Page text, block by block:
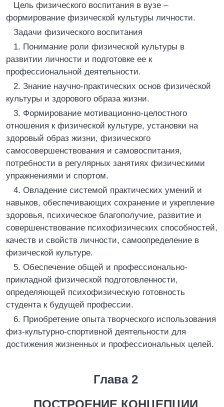
Цель физического воспитания в вузе –
формирование физической культуры личности.
Задачи физического воспитания
1. Понимание роли физической культуры в
развитии личности и подготовке ее к
профессиональной деятельности.
2. Знание научно-практических основ физической
культуры и здорового образа жизни.
3. Формирование мотивационно-целостного
отношения к физической культуре, установки на
здоровый образ жизни, физического
самосовершенствования и самовоспитания,
потребности в регулярных занятиях физическими
упражнениями и спортом.
4. Овладение системой практических умений и
навыков, обеспечивающих сохранение и укрепление
здоровья, психическое благополучие, развитие и
совершенствование психофизических способностей,
качеств и свойств личности, самоопределение в
физической культуре.
5. Обеспечение общей и профессионально-
прикладной физической подготовленности,
определяющей психофизическую готовность
студента к будущей профессии.
6. Приобретение опыта творческого использования
физ-культурно-спортивной деятельности для
достижения жизненных и профессиональных целей.
Глава 2
ПОСТРОЕНИЕ КОНЦЕПЦИИ